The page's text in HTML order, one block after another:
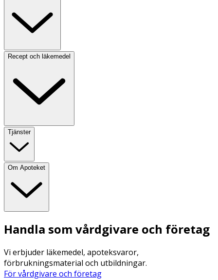
Recept och läkemedel
Tjänster
Om Apoteket
Handla som vårdgivare och företag
Vi erbjuder läkemedel, apoteksvaror,
förbrukningsmaterial och utbildningar.
För vårdgivare och företag